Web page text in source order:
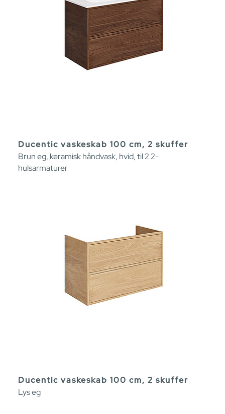
Ducentic vaskeskab 100 cm, 2 skuffer
Brun eg, keramisk håndvask, hvid, til 2 2-
hulsarmaturer
Ducentic vaskeskab 100 cm, 2 skuffer
Lys eg